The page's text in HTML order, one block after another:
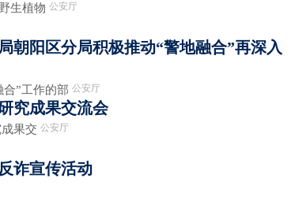
植物 公安厅
朝阳区分局积极推动“警地融合”再深入
”工作的部 公安厅
究成果交流会
果交 公安厅
诈宣传活动